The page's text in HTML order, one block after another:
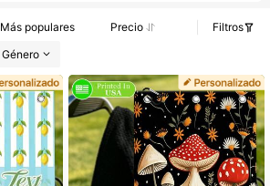
Más populares Precio
Filtros
Género